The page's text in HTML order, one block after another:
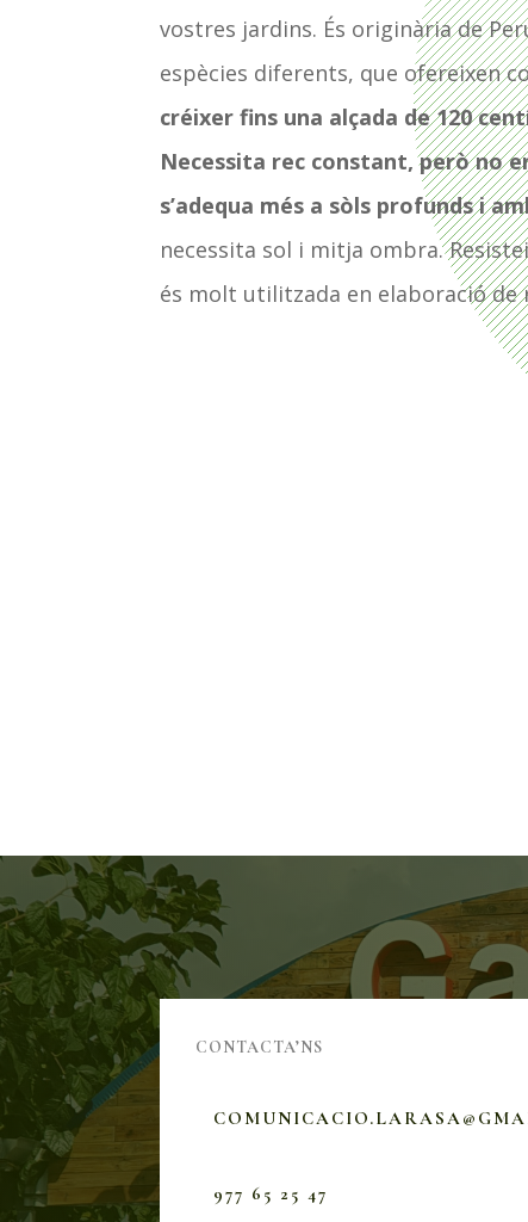
vostres jardins. És originària de
espècies diferents, que ofereixen
créixer fins una alçada de 120
Necessita rec constant, però no
s’adequa més a sòls profunds i
necessita sol i mitja ombra.
és molt utilitzada en elaboració
CONTACTA’NS
977 65 25 47